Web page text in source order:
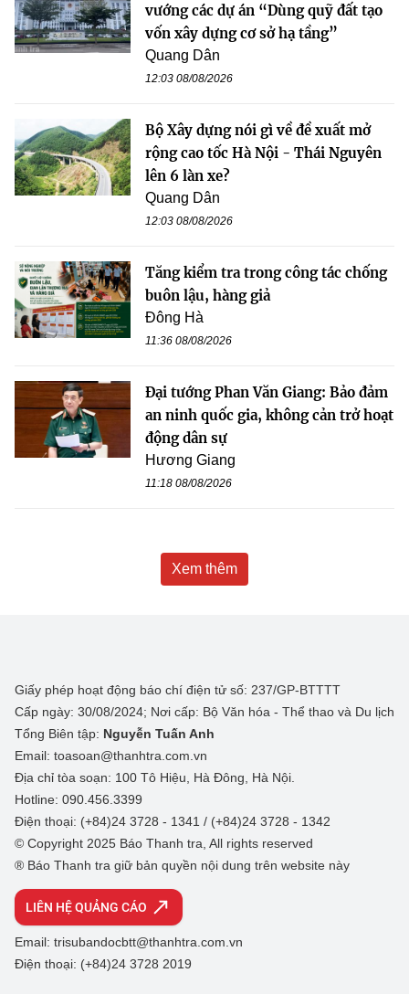
vướng các dự án “Dùng quỹ đất tạo
vốn xây dựng cơ sở hạ tầng”
Quang Dân
12:03 08/08/2026
Bộ Xây dựng nói gì về đề xuất mở
rộng cao tốc Hà Nội - Thái Nguyên
lên 6 làn xe?
Quang Dân
12:03 08/08/2026
Tăng kiểm tra trong công tác chống
buôn lậu, hàng giả
Đông Hà
11:36 08/08/2026
Đại tướng Phan Văn Giang: Bảo đảm
an ninh quốc gia, không cản trở hoạt
động dân sự
Hương Giang
11:18 08/08/2026
Xem thêm
Giấy phép hoạt động báo chí điện tử số: 237/GP-BTTTT
Cấp ngày: 30/08/2024; Nơi cấp: Bộ Văn hóa - Thể thao và Du lịch
Tổng Biên tập: Nguyễn Tuấn Anh
Email: toasoan@thanhtra.com.vn
Địa chỉ tòa soạn: 100 Tô Hiệu, Hà Đông, Hà Nội.
Hotline: 090.456.3399
Điện thoại: (+84)24 3728 - 1341 / (+84)24 3728 - 1342
© Copyright 2025 Báo Thanh tra, All rights reserved
® Báo Thanh tra giữ bản quyền nội dung trên website này
LIÊN HỆ QUẢNG CÁO
Email: trisubandocbtt@thanhtra.com.vn
Điện thoại: (+84)24 3728 2019